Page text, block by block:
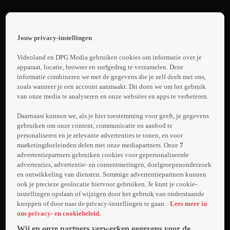
page
Survivor
Trailer:
The
Survivor
De Poolse Harry
Haft wordt
opgesloten in
concentratiekamp
Auschwitz. Een
SS-officier dwingt
hem om te
vechten tegen
medegevangenen;
Meer
info
Jouw privacy-instellingen
Videoland en DPG Media gebruiken cookies om informatie over je
apparaat, locatie, browser en surfgedrag te verzamelen. Deze
informatie combineren we met de gegevens die je zelf deelt met ons,
zoals wanneer je een account aanmaakt. Dit doen we om het gebruik
van onze media te analyseren en onze websites en apps te verbeteren.
Daarnaast kunnen we, als je hier toestemming voor geeft, je gegevens
gebruiken om onze content, communicatie en aanbod te
personaliseren en je relevante advertenties te tonen, en voor
marketingdoeleinden delen met onze mediapartners. Onze7
advertentiepartners gebruiken cookies voor gepersonaliseerde
advertenties, advertentie- en contentmetingen, doelgroepenonderzoek
en ontwikkeling van diensten. Sommige advertentiepartners kunnen
ook je precieze geolocatie hiervoor gebruiken. Je kunt je cookie-
instellingen opslaan of wijzigen door het gebruik van onderstaande
knoppen of door naar de privacy-instellingen te gaan. Lees meer in
ons privacy- en cookiebeleid.